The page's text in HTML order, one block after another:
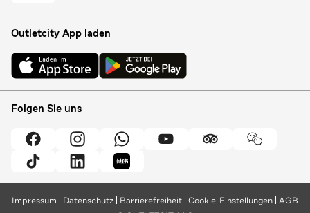
Outletcity App laden
Folgen Sie uns
Impressum Datenschutz Barrierefreiheit Cookie-Einstellungen AGB